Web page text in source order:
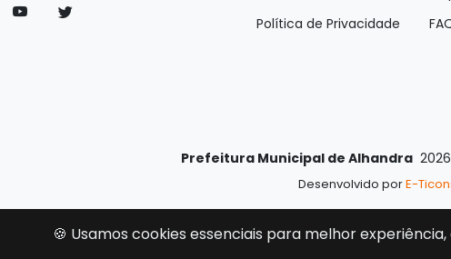
Política de Privacidade
Prefeitura Municipal de Alhandra 2026
Desenvolvido porE-
🍪 Usamos cookies essenciais para melhor